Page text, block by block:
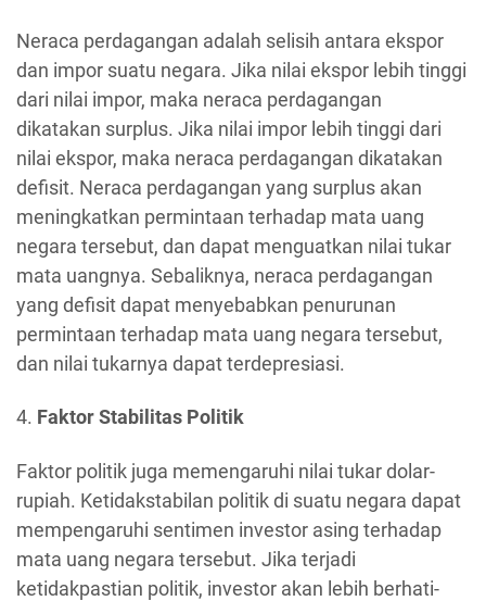
Neraca perdagangan adalah selisih antara ekspor
dan impor suatu negara. Jika nilai ekspor lebih tinggi
dari nilai impor, maka neraca perdagangan
dikatakan surplus. Jika nilai impor lebih tinggi dari
nilai ekspor, maka neraca perdagangan dikatakan
defisit. Neraca perdagangan yang surplus akan
meningkatkan permintaan terhadap mata uang
negara tersebut, dan dapat menguatkan nilai tukar
mata uangnya. Sebaliknya, neraca perdagangan
yang defisit dapat menyebabkan penurunan
permintaan terhadap mata uang negara tersebut,
dan nilai tukarnya dapat terdepresiasi.
4. Faktor Stabilitas Politik
Faktor politik juga memengaruhi nilai tukar dolar-
rupiah. Ketidakstabilan politik di suatu negara dapat
mempengaruhi sentimen investor asing terhadap
mata uang negara tersebut. Jika terjadi
ketidakpastian politik, investor akan lebih berhati-